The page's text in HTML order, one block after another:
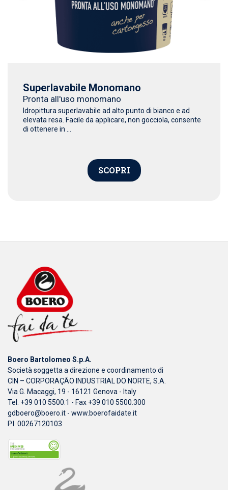
Superlavabile Monomano
Pronta all'uso monomano
Idropittura superlavabile ad alto punto di bianco e ad
elevata resa. Facile da applicare, non gocciola, consente
di ottenere in ...
SCOPRI
Boero Bartolomeo S.p.A.
Società soggetta a direzione e coordinamento di
CIN – CORPORAÇÃO INDUSTRIAL DO NORTE, S.A.
Via G. Macaggi, 19 - 16121 Genova - Italy
Tel. +39 010 5500.1 - Fax +39 010 5500.300
gdboero@boero.it - www.boerofaidate.it
P.I. 00267120103